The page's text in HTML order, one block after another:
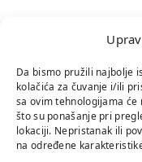
Da bismo pružili najbolje
kolačića za čuvanje i/ili
sa ovim tehnologijama
što su ponašanje pri
lokaciji. Nepristanak ili
na određene